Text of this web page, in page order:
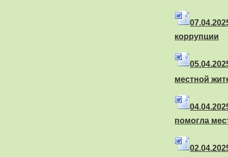
коррупции
местной
помогла